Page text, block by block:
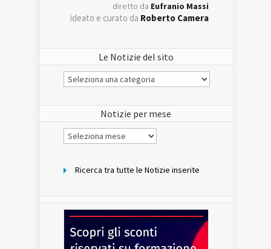
diretto da Eufranio Massi
ideato e curato da Roberto Camera
Le Notizie del sito
Le
Notizie
Notizie per mese
Notizie
per
Ricerca tra tutte le Notizie inserite